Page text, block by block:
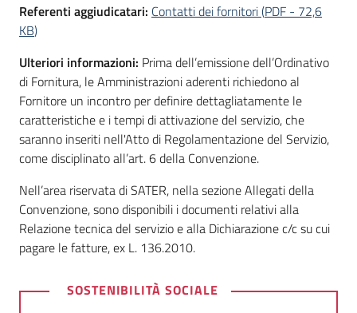
Referenti aggiudicatari: Contatti dei fornitori(PDF - 72,6
KB)
Ulteriori informazioni: Prima dell’emissione dell’Ordinativo
di Fornitura, le Amministrazioni aderenti richiedono al
Fornitore un incontro per definire dettagliatamente le
caratteristiche e i tempi di attivazione del servizio, che
saranno inseriti nell'Atto di Regolamentazione del Servizio,
come disciplinato all’art. 6 della Convenzione.
Nell’area riservata di SATER, nella sezione Allegati della
Convenzione, sono disponibili i documenti relativi alla
Relazione tecnica del servizio e alla Dichiarazione c/c su cui
pagare le fatture, ex L. 136.2010.
SOSTENIBILITÀ SOCIALE